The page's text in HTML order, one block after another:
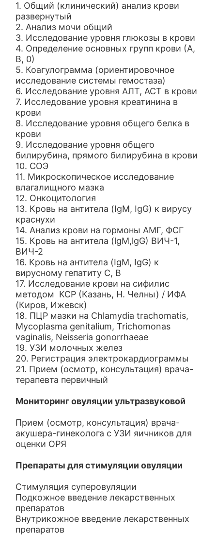
1. Общий (клинический) анализ крови
развернутый
2. Анализ мочи общий
3. Исследование уровня глюкозы в крови
4. Определение основных групп крови (А,
В, 0)
5. Коагулограмма (ориентировочное
исследование системы гемостаза)
6. Исследование уровня АЛТ, АСТ в крови
7. Исследование уровня креатинина в
крови
8. Исследование уровня общего белка в
крови
9. Исследование уровня общего
билирубина, прямого билирубина в крови
10. СОЭ
11. Микроскопическое исследование
влагалищного мазка
12. Онкоцитология
13. Кровь на антитела (IgM, IgG) к вирусу
краснухи
14. Анализ крови на гормоны АМГ, ФСГ
15. Кровь на антитела (lgM,lgG) ВИЧ-1,
ВИЧ-2
16. Кровь на антитела (IgM, IgG) к
вирусному гепатиту С, В
17. Исследование крови на сифилис
методом КСР (Казань, Н. Челны) / ИФА
(Киров, Ижевск)
18. ПЦР мазки на Chlamydia trachomatis,
Mycoplasma genitalium, Trichomonas
vaginalis, Neisseria gonorrhaeae
19. УЗИ молочных желез
20. Регистрация электрокардиограммы
21. Прием (осмотр, консультация) врача-
терапевта первичный
Мониторинг овуляции ультразвуковой
Прием (осмотр, консультация) врача-
акушера-гинеколога с УЗИ яичников для
оценки ОРЯ
Препараты для стимуляции овуляции
Стимуляция суперовуляции
Подкожное введение лекарственных
препаратов
Внутрикожное введение лекарственных
препаратов